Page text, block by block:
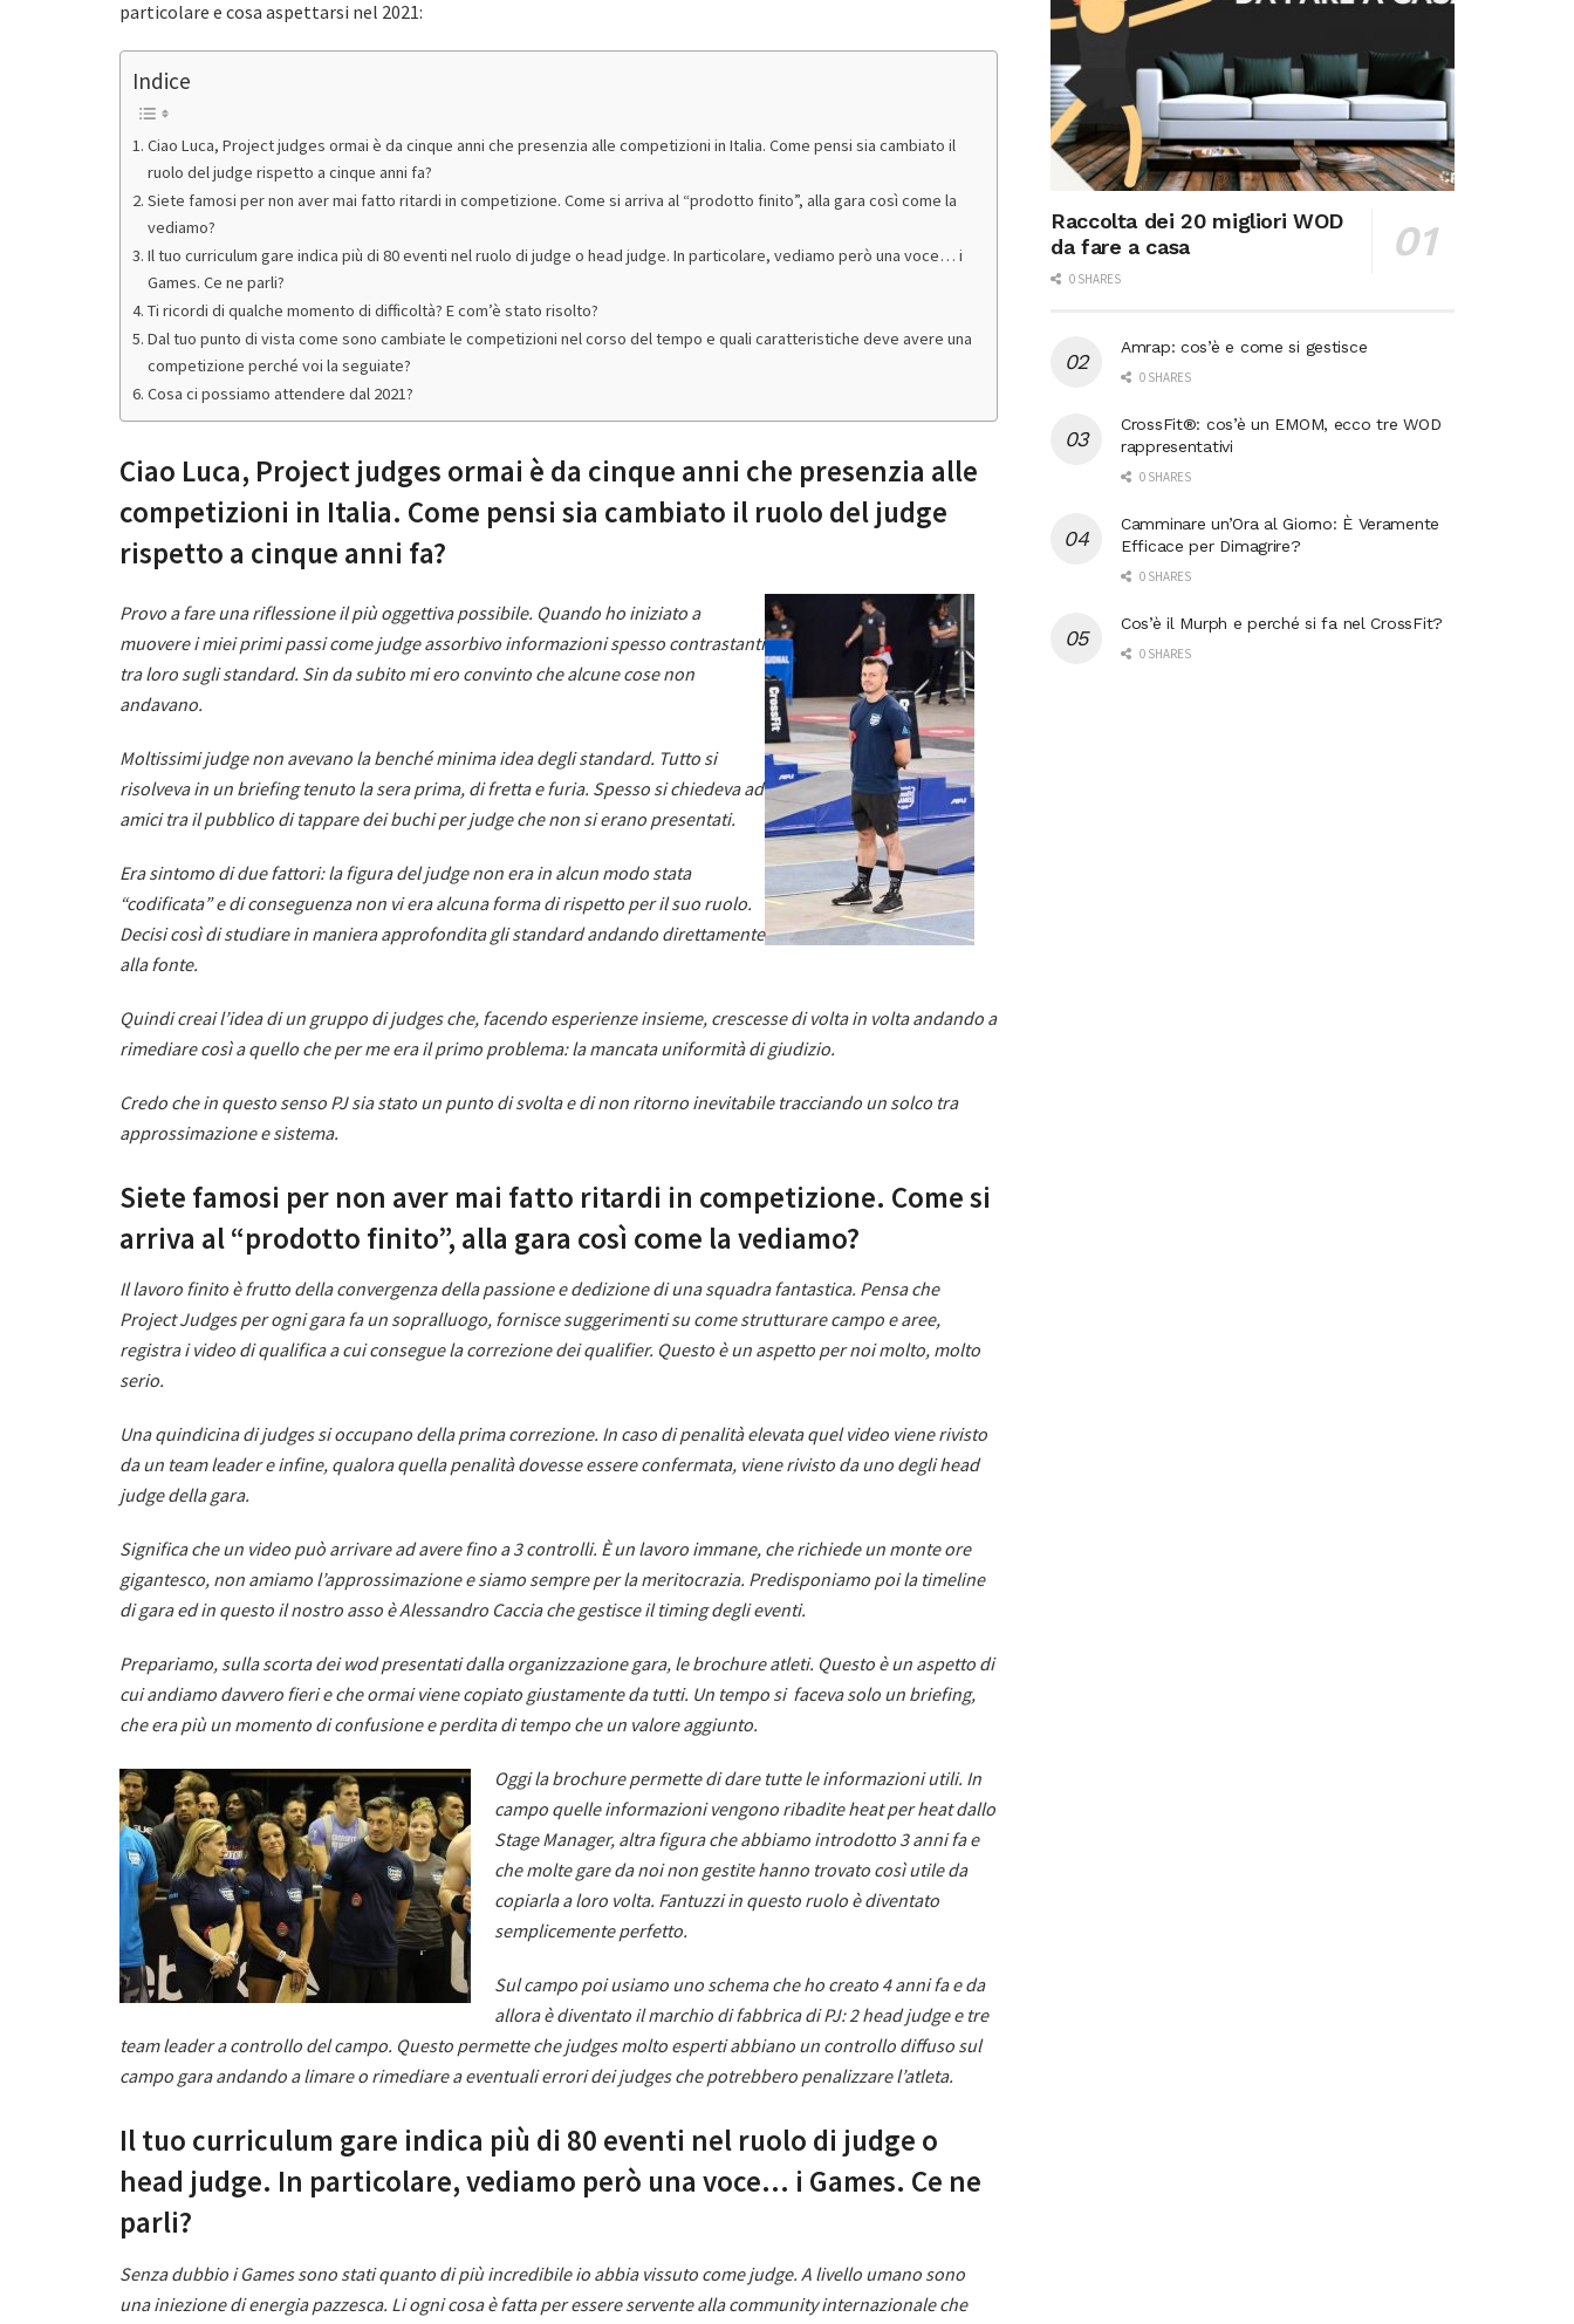
particolare e cosa aspettarsi nel 2021:
Indice
Ciao Luca, Project judges ormai è da cinque anni che presenzia alle competizioni in Italia. Come pensi sia cambiato il
ruolo del judge rispetto a cinque anni fa?
Siete famosi per non aver mai fatto ritardi in competizione. Come si arriva al “prodotto finito”, alla gara così come la
vediamo?
Il tuo curriculum gare indica più di 80 eventi nel ruolo di judge o head judge. In particolare, vediamo però una voce… i
Games. Ce ne parli?
Ti ricordi di qualche momento di difficoltà? E com’è stato risolto?
Dal tuo punto di vista come sono cambiate le competizioni nel corso del tempo e quali caratteristiche deve avere una
competizione perché voi la seguiate?
Cosa ci possiamo attendere dal 2021?
Ciao Luca, Project judges ormai è da cinque anni che presenzia alle
competizioni in Italia. Come pensi sia cambiato il ruolo del judge
rispetto a cinque anni fa?
Provo a fare una riflessione il più oggettiva possibile. Quando ho iniziato a
muovere i miei primi passi come judge assorbivo informazioni spesso contrastanti
tra loro sugli standard. Sin da subito mi ero convinto che alcune cose non
andavano.
Moltissimi judge non avevano la benché minima idea degli standard. Tutto si
risolveva in un briefing tenuto la sera prima, di fretta e furia. Spesso si chiedeva ad
amici tra il pubblico di tappare dei buchi per judge che non si erano presentati.
Era sintomo di due fattori: la figura del judge non era in alcun modo stata
“codificata” e di conseguenza non vi era alcuna forma di rispetto per il suo ruolo.
Decisi così di studiare in maniera approfondita gli standard andando direttamente
alla fonte.
Quindi creai l’idea di un gruppo di judges che, facendo esperienze insieme, crescesse di volta in volta andando a
rimediare così a quello che per me era il primo problema: la mancata uniformità di giudizio.
Credo che in questo senso PJ sia stato un punto di svolta e di non ritorno inevitabile tracciando un solco tra
approssimazione e sistema.
Siete famosi per non aver mai fatto ritardi in competizione. Come si
arriva al “prodotto finito”, alla gara così come la vediamo?
Il lavoro finito è frutto della convergenza della passione e dedizione di una squadra fantastica. Pensa che
Project Judges per ogni gara fa un sopralluogo, fornisce suggerimenti su come strutturare campo e aree,
registra i video di qualifica a cui consegue la correzione dei qualifier. Questo è un aspetto per noi molto, molto
serio.
Una quindicina di judges si occupano della prima correzione. In caso di penalità elevata quel video viene rivisto
da un team leader e infine, qualora quella penalità dovesse essere confermata, viene rivisto da uno degli head
judge della gara.
Significa che un video può arrivare ad avere fino a 3 controlli. È un lavoro immane, che richiede un monte ore
gigantesco, non amiamo l’approssimazione e siamo sempre per la meritocrazia. Predisponiamo poi la timeline
di gara ed in questo il nostro asso è Alessandro Caccia che gestisce il timing degli eventi.
Prepariamo, sulla scorta dei wod presentati dalla organizzazione gara, le brochure atleti. Questo è un aspetto di
cui andiamo davvero fieri e che ormai viene copiato giustamente da tutti. Un tempo si faceva solo un briefing,
che era più un momento di confusione e perdita di tempo che un valore aggiunto.
Oggi la brochure permette di dare tutte le informazioni utili. In
campo quelle informazioni vengono ribadite heat per heat dallo
Stage Manager, altra figura che abbiamo introdotto 3 anni fa e
che molte gare da noi non gestite hanno trovato così utile da
copiarla a loro volta. Fantuzzi in questo ruolo è diventato
semplicemente perfetto.
Sul campo poi usiamo uno schema che ho creato 4 anni fa e da
allora è diventato il marchio di fabbrica di PJ: 2 head judge e tre
team leader a controllo del campo. Questo permette che judges molto esperti abbiano un controllo diffuso sul
campo gara andando a limare o rimediare a eventuali errori dei judges che potrebbero penalizzare l’atleta.
Il tuo curriculum gare indica più di 80 eventi nel ruolo di judge o
head judge. In particolare, vediamo però una voce… i Games. Ce ne
parli?
Senza dubbio i Games sono stati quanto di più incredibile io abbia vissuto come judge. A livello umano sono
una iniezione di energia pazzesca. Li ogni cosa è fatta per essere servente alla community internazionale che
Raccolta dei 20 migliori WOD
da fare a casa
0 SHARES
Amrap: cos’è e come si gestisce
0 SHARES
CrossFit®: cos’è un EMOM, ecco tre WOD
rappresentativi
0 SHARES
Camminare un’Ora al Giorno: È Veramente
Efficace per Dimagrire?
0 SHARES
Cos’è il Murph e perché si fa nel CrossFit?
0 SHARES